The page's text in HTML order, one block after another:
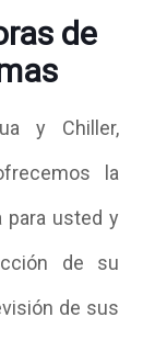
de
y Chiller,
la
para usted y
de su
de sus